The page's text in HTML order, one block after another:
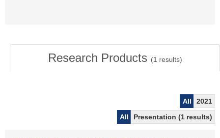
Research Products (1 results)
All
2021
All
Presentation (1 results)